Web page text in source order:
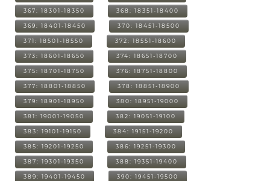
367: 18301-18350 368: 18351-18400
369: 18401-18450 370: 18451-18500
371: 18501-18550 372: 18551-18600
373: 18601-18650 374: 18651-18700
375: 18701-18750 376: 18751-18800
377: 18801-18850 378: 18851-18900
379: 18901-18950 380: 18951-19000
381: 19001-19050 382: 19051-19100
383: 19101-19150 384: 19151-19200
385: 19201-19250 386: 19251-19300
387: 19301-19350 388: 19351-19400
389: 19401-19450 390: 19451-19500